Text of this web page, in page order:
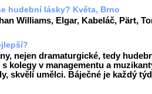
hudební lásky? Květa, Brno
Williams, Elgar, Kabeláč, Pärt,
nejen dramaturgické, tedy
kolegy v managementu a
skvělí umělci. Báječné je každý